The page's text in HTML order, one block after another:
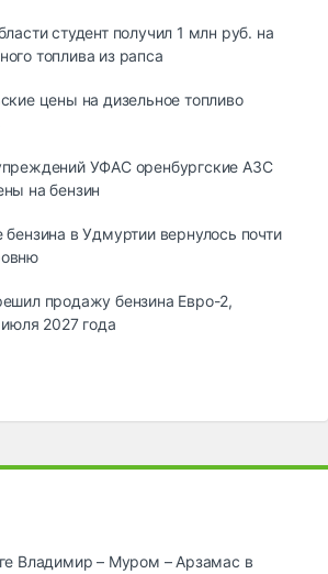
студент получил 1 млн руб. на
топлива из рапса
цены на дизельное топливо
УФАС оренбургские АЗС
на бензин
бензина в Удмуртии вернулось почти
продажу бензина Евро-2,
2027 года
Владимир – Муром – Арзамас в